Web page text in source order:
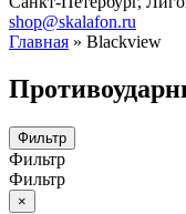
shop@skalafon.ru
Главная » Blackview
Фильтр
Фильтр
Фильтр
×